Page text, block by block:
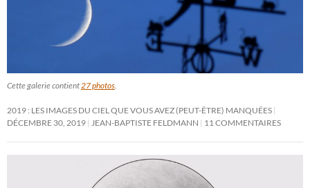
Cette galerie contient 27 photos
2019 : LES IMAGES DU CIEL QUE VOUS AVEZ (PEUT-ÊTRE) MANQUÉES
DÉCEMBRE 30, 2019
JEAN-BAPTISTE FELDMANN 11 COMMENTAIRES